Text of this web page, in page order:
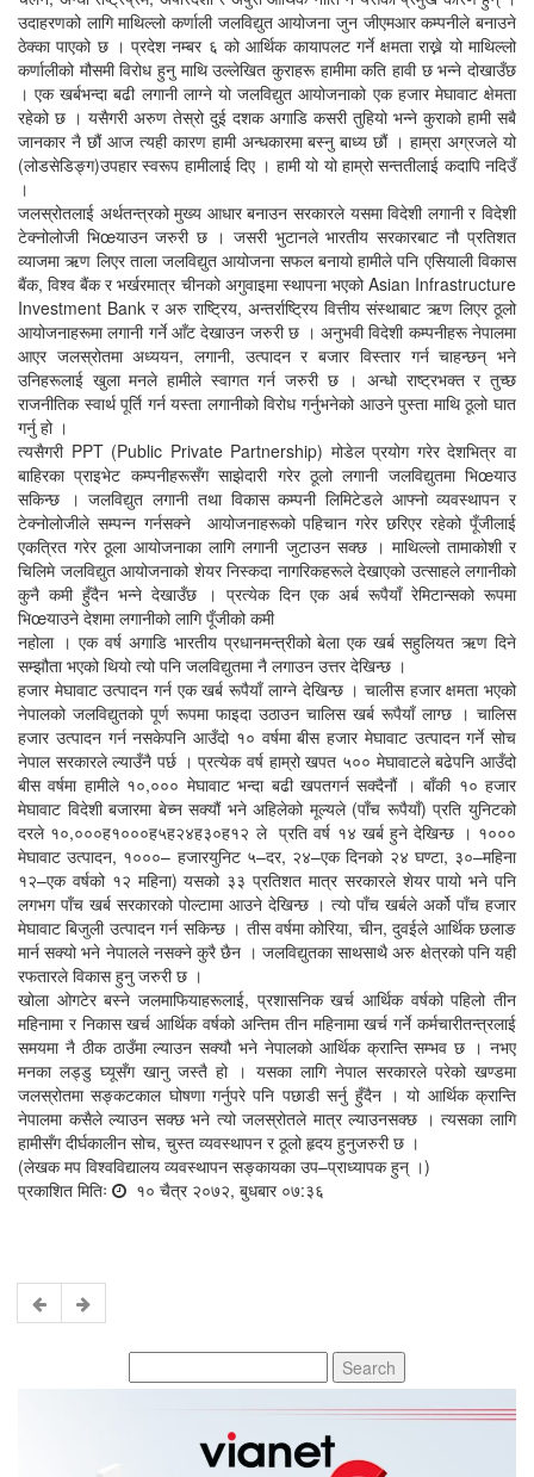
उदाहरणको लागि माथिल्लो कर्णाली जलविद्युत आयोजना जुन जीएमआर कम्पनीले बनाउने
ठेक्का पाएको छ । प्रदेश नम्बर ६ को आर्थिक कायापलट गर्ने क्षमता राख्ने यो माथिल्लो
कर्णालीको मौसमी विरोध हुनु माथि उल्लेखित कुराहरू हामीमा कति हावी छ भन्ने दोखाउँछ
। एक खर्बभन्दा बढी लगानी लाग्ने यो जलविद्युत आयोजनाको एक हजार मेघावाट क्षेमता
रहेको छ । यसैगरी अरुण तेस्रो दुई दशक अगाडि कसरी तुहियो भन्ने कुराको हामी सबै
जानकार नै छौं आज त्यही कारण हामी अन्धकारमा बस्नु बाध्य छौं । हाम्रा अग्रजले यो
(लोडसेडिङ्ग)उपहार स्वरूप हामीलाई दिए । हामी यो यो हाम्रो सन्ततीलाई कदापि नदिउँ
।
जलस्रोतलाई अर्थतन्त्रको मुख्य आधार बनाउन सरकारले यसमा विदेशी लगानी र विदेशी
टेक्नोलोजी भिœयाउन जरुरी छ । जसरी भुटानले भारतीय सरकारबाट नौ प्रतिशत
व्याजमा ऋण लिएर ताला जलविद्युत आयोजना सफल बनायो हामीले पनि एसियाली विकास
बैंक, विश्व बैंक र भर्खरमात्र चीनको अगुवाइमा स्थापना भएको Asian Infrastructure
Investment Bank र अरु राष्ट्रिय, अन्तर्राष्ट्रिय वित्तीय संस्थाबाट ऋण लिएर ठूलो
आयोजनाहरूमा लगानी गर्ने आँट देखाउन जरुरी छ । अनुभवी विदेशी कम्पनीहरू नेपालमा
आएर जलस्रोतमा अध्ययन, लगानी, उत्पादन र बजार विस्तार गर्न चाहन्छन् भने
उनिहरूलाई खुला मनले हामीले स्वागत गर्न जरुरी छ । अन्धो राष्ट्रभक्त र तुच्छ
राजनीतिक स्वार्थ पूर्ति गर्न यस्ता लगानीको विरोध गर्नुभनेको आउने पुस्ता माथि ठूलो घात
गर्नु हो ।
त्यसैगरी PPT (Public Private Partnership) मोडेल प्रयोग गरेर देशभित्र वा
बाहिरका प्राइभेट कम्पनीहरूसँग साझेदारी गरेर ठूलो लगानी जलविद्युतमा भिœयाउ
सकिन्छ । जलविद्युत लगानी तथा विकास कम्पनी लिमिटेडले आफ्नो व्यवस्थापन र
टेक्नोलोजीले सम्पन्न गर्नसक्ने आयोजनाहरूको पहिचान गरेर छरिएर रहेको पूँजीलाई
एकत्रित गरेर ठूला आयोजनाका लागि लगानी जुटाउन सक्छ । माथिल्लो तामाकोशी र
चिलिमे जलविद्युत आयोजनाको शेयर निस्कदा नागरिकहरूले देखाएको उत्साहले लगानीको
कुनै कमी हुँदैन भन्ने देखाउँछ । प्रत्येक दिन एक अर्ब रूपैयाँ रेमिटान्सको रूपमा
भिœयाउने देशमा लगानीको लागि पूँजीको कमी
नहोला । एक वर्ष अगाडि भारतीय प्रधानमन्त्रीको बेला एक खर्ब सहुलियत ऋण दिने
सम्झौता भएको थियो त्यो पनि जलविद्युतमा नै लगाउन उत्तर देखिन्छ ।
हजार मेघावाट उत्पादन गर्न एक खर्ब रूपैयाँ लाग्ने देखिन्छ । चालीस हजार क्षमता भएको
नेपालको जलविद्युतको पूर्ण रूपमा फाइदा उठाउन चालिस खर्ब रूपैयाँ लाग्छ । चालिस
हजार उत्पादन गर्न नसकेपनि आउँदो १० वर्षमा बीस हजार मेघावाट उत्पादन गर्ने सोच
नेपाल सरकारले ल्याउँनै पर्छ । प्रत्येक वर्ष हाम्रो खपत ५०० मेघावाटले बढेपनि आउँदो
बीस वर्षमा हामीले १०,००० मेघावाट भन्दा बढी खपतगर्न सक्दैनौं । बाँकी १० हजार
मेघावाट विदेशी बजारमा बेच्न सक्यौं भने अहिलेको मूल्यले (पाँच रूपैयाँ) प्रति युनिटको
दरले १०,०००ह१०००ह५ह२४ह३०ह१२ ले प्रति वर्ष १४ खर्ब हुने देखिन्छ । १०००
मेघावाट उत्पादन, १०००– हजारयुनिट ५–दर, २४–एक दिनको २४ घण्टा, ३०–महिना
१२–एक वर्षको १२ महिना) यसको ३३ प्रतिशत मात्र सरकारले शेयर पायो भने पनि
लगभग पाँच खर्ब सरकारको पोल्टामा आउने देखिन्छ । त्यो पाँच खर्बले अर्को पाँच हजार
मेघावाट बिजुली उत्पादन गर्न सकिन्छ । तीस वर्षमा कोरिया, चीन, दुवईले आर्थिक छलाङ
मार्न सक्यो भने नेपालले नसक्ने कुरै छैन । जलविद्युतका साथसाथै अरु क्षेत्रको पनि यही
रफतारले विकास हुनु जरुरी छ ।
खोला ओगटेर बस्ने जलमाफियाहरूलाई, प्रशासनिक खर्च आर्थिक वर्षको पहिलो तीन
महिनामा र निकास खर्च आर्थिक वर्षको अन्तिम तीन महिनामा खर्च गर्ने कर्मचारीतन्त्रलाई
समयमा नै ठीक ठाउँमा ल्याउन सक्यौ भने नेपालको आर्थिक क्रान्ति सम्भव छ । नभए
मनका लड्डु घ्यूसँग खानु जस्तै हो । यसका लागि नेपाल सरकारले परेको खण्डमा
जलस्रोतमा सङ्कटकाल घोषणा गर्नुपरे पनि पछाडी सर्नु हुँदैन । यो आर्थिक क्रान्ति
नेपालमा कसैले ल्याउन सक्छ भने त्यो जलस्रोतले मात्र ल्याउनसक्छ । त्यसका लागि
हामीसँग दीर्घकालीन सोच, चुस्त व्यवस्थापन र ठूलो हृदय हुनुजरुरी छ ।
(लेखक मप विश्वविद्यालय व्यवस्थापन सङ्कायका उप–प्राध्यापक हुन् ।)
प्रकाशित मितिः
१० चैत्र २०७२, बुधबार ०७:३६
for: